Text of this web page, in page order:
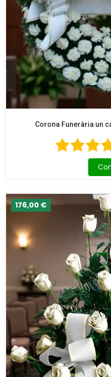
Corona Funerària un
176,00 €